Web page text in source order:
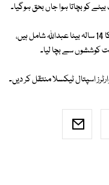
کو بچاتا ہوا جاں بحق ہوگیا۔
جاں بحق ہونے والوں میں 45 سالہ اعجاز خان اور اس کا 14 سالہ بیٹا عبداللہ شامل ہیں،
اسپتال ٹیکسلا منتقل کر دیں۔